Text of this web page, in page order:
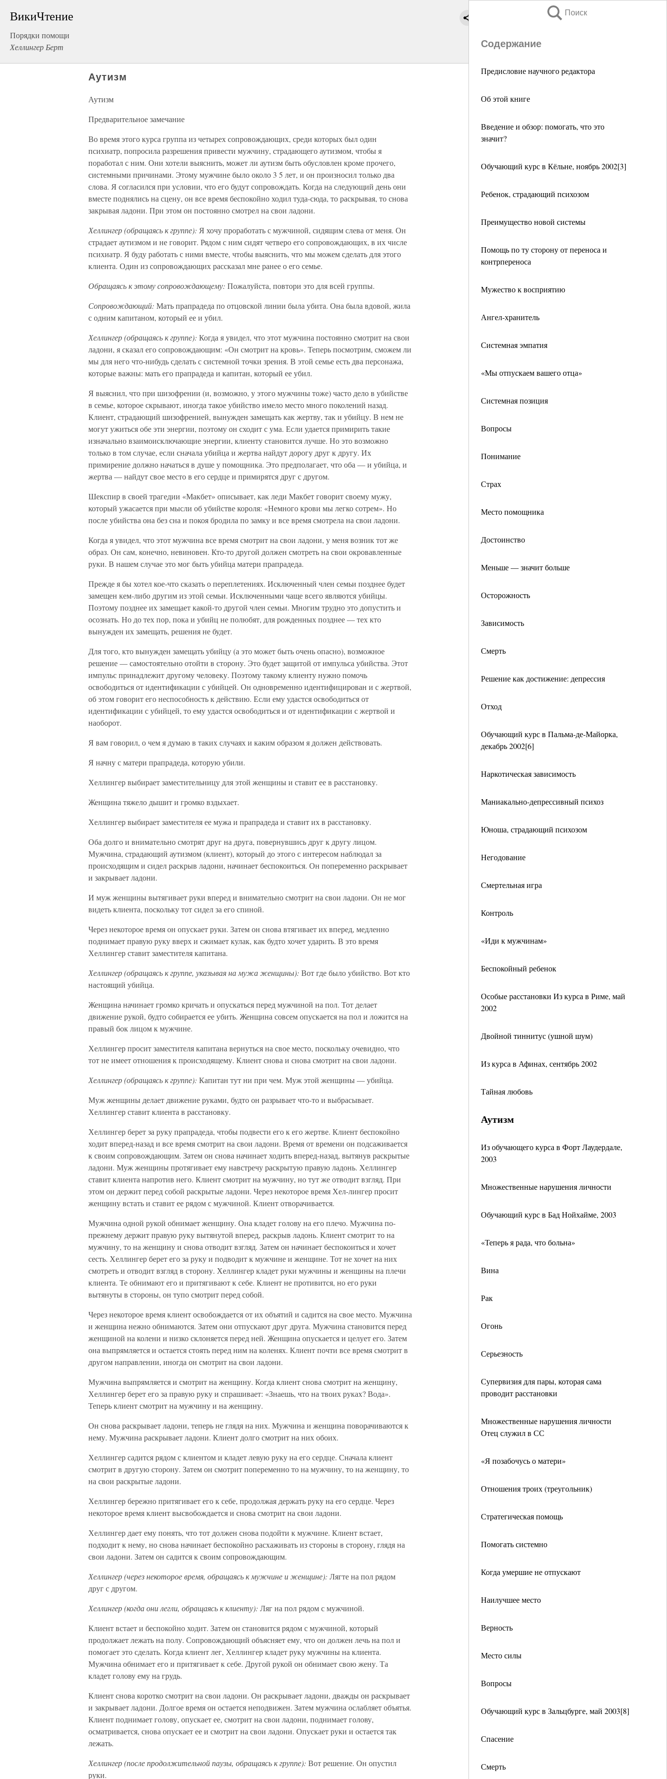
ВикиЧтение
Порядки помощи
Хеллингер Берт
Поиск
Содержание
Предисловие научного редактора
Об этой книге
Введение и обзор: помогать, что это
значит?
Обучающий курс в Кёльне, ноябрь 2002[3]
Ребенок, страдающий психозом
Преимущество новой системы
Помощь по ту сторону от переноса и
контрпереноса
Мужество к восприятию
Ангел-хранитель
Системная эмпатия
«Мы отпускаем вашего отца»
Системная позиция
Вопросы
Понимание
Страх
Место помощника
Достоинство
Меньше — значит больше
Осторожность
Зависимость
Смерть
Решение как достижение: депрессия
Отход
Обучающий курс в Пальма-де-Майорка,
декабрь 2002[6]
Наркотическая зависимость
Маниакально-депрессивный психоз
Юноша, страдающий психозом
Негодование
Смертельная игра
Контроль
«Иди к мужчинам»
Беспокойный ребенок
Особые расстановки Из курса в Риме, май
2002
Двойной тиннитус (ушной шум)
Из курса в Афинах, сентябрь 2002
Тайная любовь
Аутизм
Из обучающего курса в Форт Лаудердале,
2003
Множественные нарушения личности
Обучающий курс в Бад Нойхайме, 2003
«Теперь я рада, что больна»
Вина
Рак
Огонь
Серьезность
Супервизия для пары, которая сама
проводит расстановки
Множественные нарушения личности
Отец служил в СС
«Я позабочусь о матери»
Отношения троих (треугольник)
Стратегическая помощь
Помогать системно
Когда умершие не отпускают
Наилучшее место
Верность
Место силы
Вопросы
Обучающий курс в Зальцбурге, май 2003[8]
Спасение
Смерть
Аутизм
Аутизм
Предварительное замечание
Во время этого курса группа из четырех сопровождающих, среди которых был один
психиатр, попросила разрешения привести мужчину, страдающего аутизмом, чтобы я
поработал с ним. Они хотели выяснить, может ли аутизм быть обусловлен кроме прочего,
системными причинами. Этому мужчине было около 3 5 лет, и он произносил только два
слова. Я согласился при условии, что его будут сопровождать. Когда на следующий день они
вместе поднялись на сцену, он все время беспокойно ходил туда-сюда, то раскрывая, то снова
закрывая ладони. При этом он постоянно смотрел на свои ладони.
Хеллингер (обращаясь к группе): Я хочу проработать с мужчиной, сидящим слева от меня. Он
страдает аутизмом и не говорит. Рядом с ним сидят четверо его сопровождающих, в их числе
психиатр. Я буду работать с ними вместе, чтобы выяснить, что мы можем сделать для этого
клиента. Один из сопровождающих рассказал мне ранее о его семье.
Обращаясь к этому сопровождающему: Пожалуйста, повтори это для всей группы.
Сопровождающий: Мать прапрадеда по отцовской линии была убита. Она была вдовой, жила
с одним капитаном, который ее и убил.
Хеллингер (обращаясь к группе): Когда я увидел, что этот мужчина постоянно смотрит на свои
ладони, я сказал его сопровождающим: «Он смотрит на кровь». Теперь посмотрим, сможем ли
мы для него что-нибудь сделать с системной точки зрения. В этой семье есть два персонажа,
которые важны: мать его прапрадеда и капитан, который ее убил.
Я выяснил, что при шизофрении (и, возможно, у этого мужчины тоже) часто дело в убийстве
в семье, которое скрывают, иногда такое убийство имело место много поколений назад.
Клиент, страдающий шизофренией, вынужден замещать как жертву, так и убийцу. В нем не
могут ужиться обе эти энергии, поэтому он сходит с ума. Если удается примирить такие
изначально взаимоисключающие энергии, клиенту становится лучше. Но это возможно
только в том случае, если сначала убийца и жертва найдут дорогу друг к другу. Их
примирение должно начаться в душе у помощника. Это предполагает, что оба — и убийца, и
жертва — найдут свое место в его сердце и примирятся друг с другом.
Шекспир в своей трагедии «Макбет» описывает, как леди Макбет говорит своему мужу,
который ужасается при мысли об убийстве короля: «Немного крови мы легко сотрем». Но
после убийства она без сна и покоя бродила по замку и все время смотрела на свои ладони.
Когда я увидел, что этот мужчина все время смотрит на свои ладони, у меня возник тот же
образ. Он сам, конечно, невиновен. Кто-то другой должен смотреть на свои окровавленные
руки. В нашем случае это мог быть убийца матери прапрадеда.
Прежде я бы хотел кое-что сказать о переплетениях. Исключенный член семьи позднее будет
замещен кем-либо другим из этой семьи. Исключенными чаще всего являются убийцы.
Поэтому позднее их замещает какой-то другой член семьи. Многим трудно это допустить и
осознать. Но до тех пор, пока и убийц не полюбят, для рожденных позднее — тех кто
вынужден их замещать, решения не будет.
Для того, кто вынужден замещать убийцу (а это может быть очень опасно), возможное
решение — самостоятельно отойти в сторону. Это будет защитой от импульса убийства. Этот
импульс принадлежит другому человеку. Поэтому такому клиенту нужно помочь
освободиться от идентификации с убийцей. Он одновременно идентифицирован и с жертвой,
об этом говорит его неспособность к действию. Если ему удастся освободиться от
идентификации с убийцей, то ему удастся освободиться и от идентификации с жертвой и
наоборот.
Я вам говорил, о чем я думаю в таких случаях и каким образом я должен действовать.
Я начну с матери прапрадеда, которую убили.
Хеллингер выбирает заместительницу для этой женщины и ставит ее в расстановку.
Женщина тяжело дышит и громко вздыхает.
Хеллингер выбирает заместителя ее мужа и прапрадеда и ставит их в расстановку.
Оба долго и внимательно смотрят друг на друга, повернувшись друг к другу лицом.
Мужчина, страдающий аутизмом (клиент), который до этого с интересом наблюдал за
происходящим и сидел раскрыв ладони, начинает беспокоиться. Он попеременно раскрывает
и закрывает ладони.
И муж женщины вытягивает руки вперед и внимательно смотрит на свои ладони. Он не мог
видеть клиента, поскольку тот сидел за его спиной.
Через некоторое время он опускает руки. Затем он снова втягивает их вперед, медленно
поднимает правую руку вверх и сжимает кулак, как будто хочет ударить. В это время
Хеллингер ставит заместителя капитана.
Хеллингер (обращаясь к группе, указывая на мужа женщины): Вот где было убийство. Вот кто
настоящий убийца.
Женщина начинает громко кричать и опускаться перед мужчиной на пол. Тот делает
движение рукой, будто собирается ее убить. Женщина совсем опускается на пол и ложится на
правый бок лицом к мужчине.
Хеллингер просит заместителя капитана вернуться на свое место, поскольку очевидно, что
тот не имеет отношения к происходящему. Клиент снова и снова смотрит на свои ладони.
Хеллингер (обращаясь к группе): Капитан тут ни при чем. Муж этой женщины — убийца.
Муж женщины делает движение руками, будто он разрывает что-то и выбрасывает.
Хеллингер ставит клиента в расстановку.
Хеллингер берет за руку прапрадеда, чтобы подвести его к его жертве. Клиент беспокойно
ходит вперед-назад и все время смотрит на свои ладони. Время от времени он подсаживается
к своим сопровождающим. Затем он снова начинает ходить вперед-назад, вытянув раскрытые
ладони. Муж женщины протягивает ему навстречу раскрытую правую ладонь. Хеллингер
ставит клиента напротив него. Клиент смотрит на мужчину, но тут же отводит взгляд. При
этом он держит перед собой раскрытые ладони. Через некоторое время Хел-лингер просит
женщину встать и ставит ее рядом с мужчиной. Клиент отворачивается.
Мужчина одной рукой обнимает женщину. Она кладет голову на его плечо. Мужчина по-
прежнему держит правую руку вытянутой вперед, раскрыв ладонь. Клиент смотрит то на
мужчину, то на женщину и снова отводит взгляд. Затем он начинает беспокоиться и хочет
сесть. Хеллингер берет его за руку и подводит к мужчине и женщине. Тот не хочет на них
смотреть и отводит взгляд в сторону. Хеллингер кладет руки мужчины и женщины на плечи
клиента. Те обнимают его и притягивают к себе. Клиент не противится, но его руки
вытянуты в стороны, он тупо смотрит перед собой.
Через некоторое время клиент освобождается от их объятий и садится на свое место. Мужчина
и женщина нежно обнимаются. Затем они отпускают друг друга. Мужчина становится перед
женщиной на колени и низко склоняется перед ней. Женщина опускается и целует его. Затем
она выпрямляется и остается стоять перед ним на коленях. Клиент почти все время смотрит в
другом направлении, иногда он смотрит на свои ладони.
Мужчина выпрямляется и смотрит на женщину. Когда клиент снова смотрит на женщину,
Хеллингер берет его за правую руку и спрашивает: «Знаешь, что на твоих руках? Вода».
Теперь клиент смотрит на мужчину и на женщину.
Он снова раскрывает ладони, теперь не глядя на них. Мужчина и женщина поворачиваются к
нему. Мужчина раскрывает ладони. Клиент долго смотрит на них обоих.
Хеллингер садится рядом с клиентом и кладет левую руку на его сердце. Сначала клиент
смотрит в другую сторону. Затем он смотрит попеременно то на мужчину, то на женщину, то
на свои раскрытые ладони.
Хеллингер бережно притягивает его к себе, продолжая держать руку на его сердце. Через
некоторое время клиент высвобождается и снова смотрит на свои ладони.
Хеллингер дает ему понять, что тот должен снова подойти к мужчине. Клиент встает,
подходит к нему, но снова начинает беспокойно расхаживать из стороны в сторону, глядя на
свои ладони. Затем он садится к своим сопровождающим.
Хеллингер (через некоторое время, обращаясь к мужчине и женщине): Лягте на пол рядом
друг с другом.
Хеллингер (когда они легли, обращаясь к клиенту): Ляг на пол рядом с мужчиной.
Клиент встает и беспокойно ходит. Затем он становится рядом с мужчиной, который
продолжает лежать на полу. Сопровождающий объясняет ему, что он должен лечь на пол и
помогает это сделать. Когда клиент лег, Хеллингер кладет руку мужчины на клиента.
Мужчина обнимает его и притягивает к себе. Другой рукой он обнимает свою жену. Та
кладет голову ему на грудь.
Клиент снова коротко смотрит на свои ладони. Он раскрывает ладони, дважды он раскрывает
и закрывает ладони. Долгое время он остается неподвижен. Затем мужчина ослабляет объятья.
Клиент поднимает голову, опускает ее, смотрит на свои ладони, поднимает голову,
осматривается, снова опускает ее и смотрит на свои ладони. Опускает руки и остается так
лежать.
Хеллингер (после продолжительной паузы, обращаясь к группе): Вот решение. Он опустил
руки.